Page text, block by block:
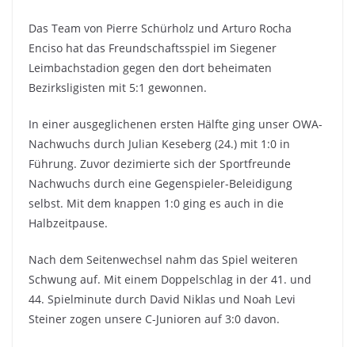
Das Team von Pierre Schürholz und Arturo Rocha
Enciso hat das Freundschaftsspiel im Siegener
Leimbachstadion gegen den dort beheimaten
Bezirksligisten mit 5:1 gewonnen.
In einer ausgeglichenen ersten Hälfte ging unser OWA-
Nachwuchs durch Julian Keseberg (24.) mit 1:0 in
Führung. Zuvor dezimierte sich der Sportfreunde
Nachwuchs durch eine Gegenspieler-Beleidigung
selbst. Mit dem knappen 1:0 ging es auch in die
Halbzeitpause.
Nach dem Seitenwechsel nahm das Spiel weiteren
Schwung auf. Mit einem Doppelschlag in der 41. und
44. Spielminute durch David Niklas und Noah Levi
Steiner zogen unsere C-Junioren auf 3:0 davon.